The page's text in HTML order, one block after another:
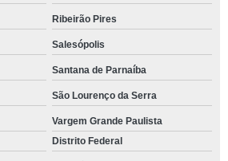
Ribeirão Pires
Salesópolis
Santana de Parnaíba
São Lourenço da Serra
Vargem Grande Paulista
Distrito Federal